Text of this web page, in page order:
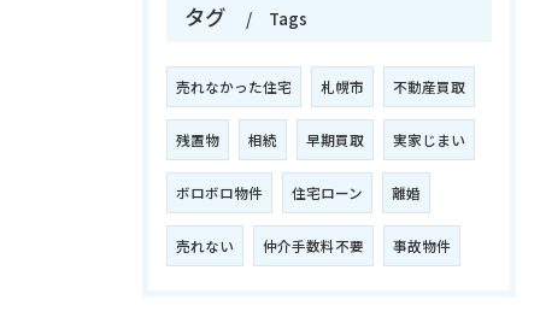
タグ Tags
売れなかった住宅 札幌市 不動産買取
残置物 相続 早期買取 実家じまい
ボロボロ物件 住宅ローン 離婚
売れない 仲介手数料不要 事故物件